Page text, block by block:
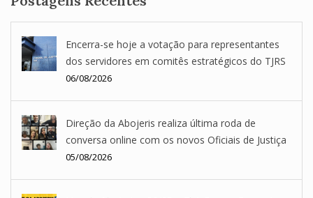
Encerra-se hoje a votação para representantes
dos servidores em comitês estratégicos do TJRS
06/08/2026
Direção da Abojeris realiza última roda de
conversa online com os novos Oficiais de Justiça
05/08/2026